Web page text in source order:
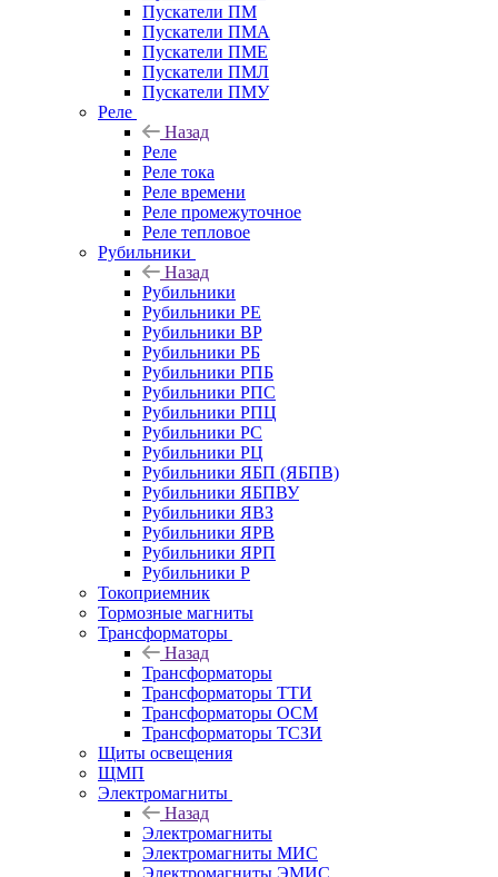
Пускатели ПМ
Пускатели ПМА
Пускатели ПМЕ
Пускатели ПМЛ
Пускатели ПМУ
Реле
Назад
Реле
Реле тока
Реле времени
Реле промежуточное
Реле тепловое
Рубильники
Назад
Рубильники
Рубильники РЕ
Рубильники ВР
Рубильники РБ
Рубильники РПБ
Рубильники РПС
Рубильники РПЦ
Рубильники РС
Рубильники РЦ
Рубильники ЯБП (ЯБПВ)
Рубильники ЯБПВУ
Рубильники ЯВЗ
Рубильники ЯРВ
Рубильники ЯРП
Рубильники Р
Токоприемник
Тормозные магниты
Трансформаторы
Назад
Трансформаторы
Трансформаторы ТТИ
Трансформаторы ОСМ
Трансформаторы ТСЗИ
Щиты освещения
ЩМП
Электромагниты
Назад
Электромагниты
Электромагниты МИС
Электромагниты ЭМИС